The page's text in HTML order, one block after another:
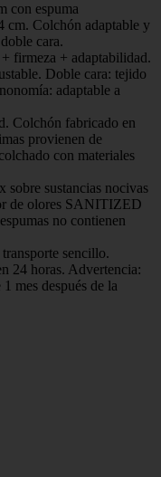
con espuma
cm. Colchón adaptable y
cara.
firmeza + adaptabilidad.
Doble cara: tejido
adaptable a
Colchón fabricado en
provienen de
con materiales
sustancias nocivas
de olores SANITIZED
no contienen
sencillo.
24 horas. Advertencia:
mes después de la